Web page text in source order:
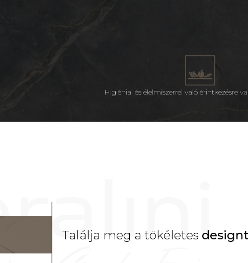
Higiéniai és élelmiszerrel való érintkezésre
Találja meg a tökéletes designt